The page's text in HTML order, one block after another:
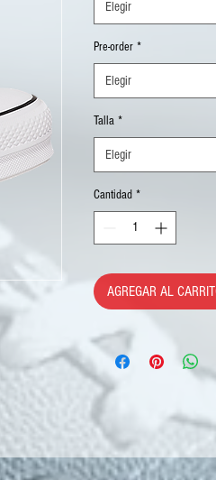
Elegir
Pre-order *
Elegir
Talla *
Elegir
Cantidad *
AGREGAR AL